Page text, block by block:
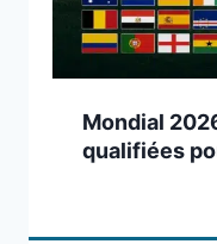
Mondial
qualifiées